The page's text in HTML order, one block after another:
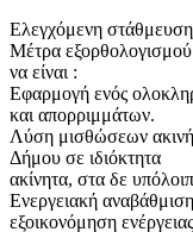
Ελεγχόμενη
Μέτρα
να είναι :
Εφαρμογή ενός
και απορριμμάτων.
Λύση μισθώσεων
Δήμου σε ιδιόκτητα
ακίνητα, στα δε
Ενεργειακή
εξοικονόμηση